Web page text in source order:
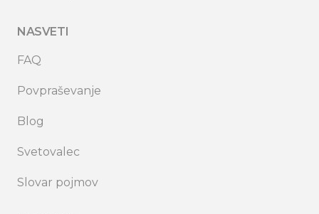
NASVETI
FAQ
Povpraševanje
Blog
Svetovalec
Slovar pojmov